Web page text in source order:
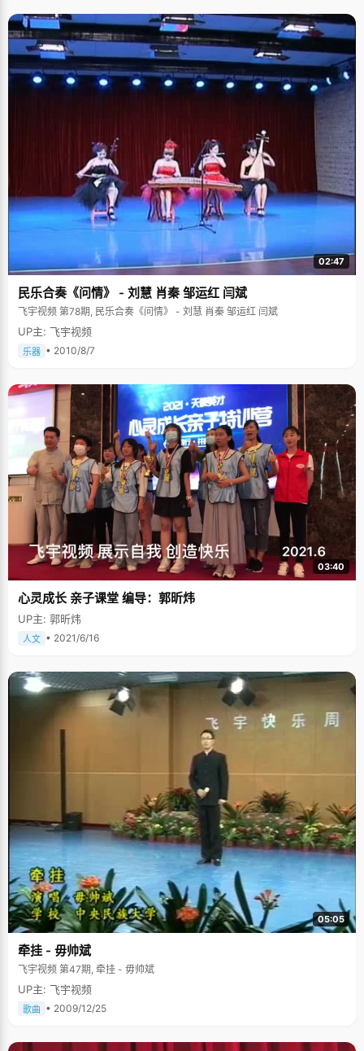
02:47
民乐合奏《问情》 - 刘慧 肖秦 邹运红 闫斌
飞宇视频 第78期, 民乐合奏《问情》 - 刘慧 肖秦 邹运红 闫斌
UP主: 飞宇视频
乐器 • 2010/8/7
03:40
心灵成长 亲子课堂 编导：郭昕炜
UP主: 郭昕炜
人文 • 2021/6/16
05:05
牵挂 - 毋帅斌
飞宇视频 第47期, 牵挂 - 毋帅斌
UP主: 飞宇视频
歌曲 • 2009/12/25